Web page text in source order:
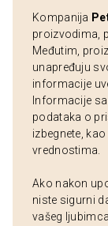
Kompanija
proizvodima,
Međutim,
unapređuju
informacije
Informacije
podataka o
izbegnete,
vrednostima.
Ako nakon
niste sigurni
vašeg